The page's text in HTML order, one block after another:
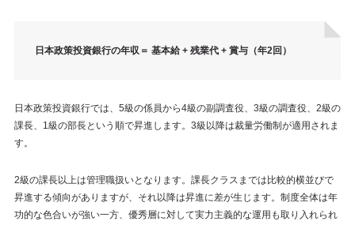
日本政策投資銀行の年収＝ 基本給 + 残業代 + 賞与（年2回）
日本政策投資銀行では、5級の係員から4級の副調査役、3級の調査役、2級の
課長、1級の部長という順で昇進します。3級以降は裁量労働制が適用されま
す。
2級の課長以上は管理職扱いとなります。課長クラスまでは比較的横並びで
昇進する傾向がありますが、それ以降は昇進に差が生じます。制度全体は年
功的な色合いが強い一方、優秀層に対して実力主義的な運用も取り入れられ